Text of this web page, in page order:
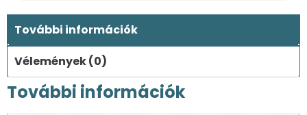
További információk
Vélemények (0)
További információk